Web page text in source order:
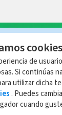
cookies
de
Si continúas
utilizar dicha
. Puedes
cuando